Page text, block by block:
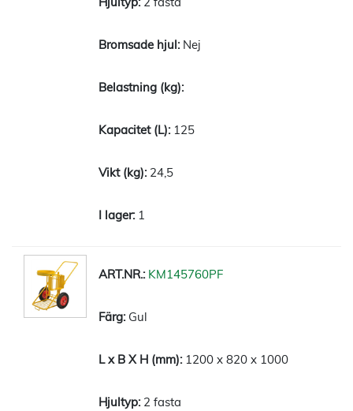
Nej
125
24,5
1
KM145760PF
Gul
1200 x 820 x 1000
2 fasta